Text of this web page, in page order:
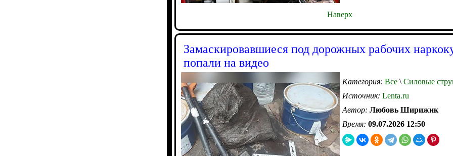
Наверх
Замаскировавшиеся под дорожных рабочих
попали на видео
Категория: Все \ Силовые
Источник: Lenta.ru
Автор: Любовь Ширижик
Время: 09.07.2026 12:50